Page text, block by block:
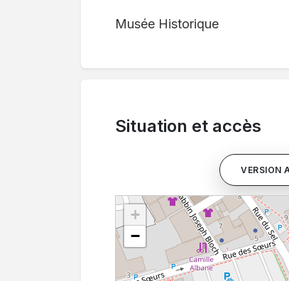
Musée Historique
Situation et accès
VERSION
+
−